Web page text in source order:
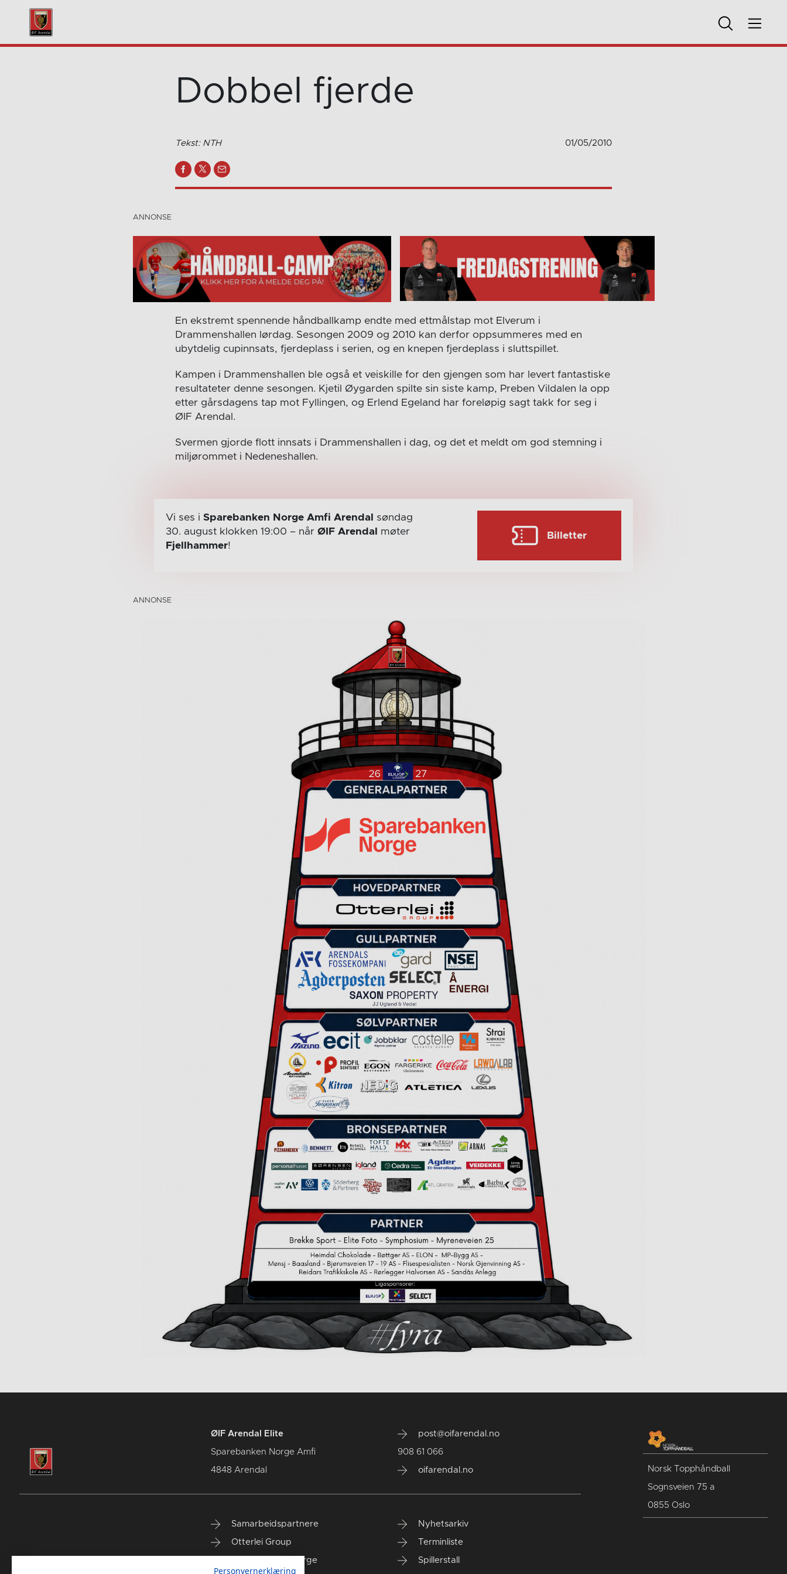
Dobbel fjerde
Tekst: NTH 01/05/2010
En ekstremt spennende håndballkamp endte med ettmålstap mot Elverum i
Drammenshallen lørdag. Sesongen 2009 og 2010 kan derfor oppsummeres med en
ubytdelig cupinnsats, fjerdeplass i serien, og en knepen fjerdeplass i sluttspillet.
Kampen i Drammenshallen ble også et veiskille for den gjengen som har levert fantastiske
resultateter denne sesongen. Kjetil Øygarden spilte sin siste kamp, Preben Vildalen la opp
etter gårsdagens tap mot Fyllingen, og Erlend Egeland har foreløpig sagt takk for seg i
ØIF Arendal.
Svermen gjorde flott innsats i Drammenshallen i dag, og det et meldt om god stemning i
miljørommet i Nedeneshallen.
Vi ses i Sparebanken Norge Amfi Arendal
søndag
30. august klokken 19:00 – når ØIF Arendal
møter
Fjellhammer!
Billetter
ØIF Arendal Elite
Sparebanken Norge Amfi
4848 Arendal
post@oifarendal.no
908 61 066
oifarendal.no
Samarbeidspartnere
Otterlei Group
Sparebanken Norge
Nyhetsarkiv
Terminliste
Spillerstall
Norsk Topphåndball
Sognsveien 75 a
0855 Oslo
Personvernerklæring